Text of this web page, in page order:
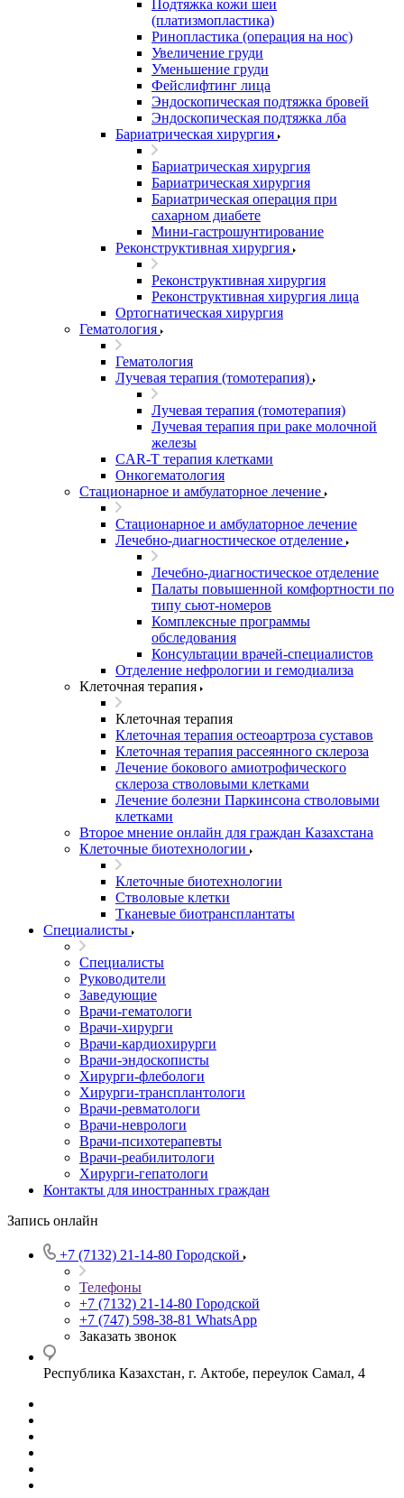
Подтяжка кожи шеи
(платизмопластика)
Ринопластика (операция на нос)
Увеличение груди
Уменьшение груди
Фейслифтинг лица
Эндоскопическая подтяжка бровей
Эндоскопическая подтяжка лба
Бариатрическая хирургия
Бариатрическая хирургия
Бариатрическая хирургия
Бариатрическая операция при
сахарном диабете
Мини-гастрошунтирование
Реконструктивная хирургия
Реконструктивная хирургия
Реконструктивная хирургия лица
Ортогнатическая хирургия
Гематология
Гематология
Лучевая терапия (томотерапия)
Лучевая терапия (томотерапия)
Лучевая терапия при раке молочной
железы
CAR-T терапия клетками
Онкогематология
Стационарное и амбулаторное лечение
Стационарное и амбулаторное лечение
Лечебно-диагностическое отделение
Лечебно-диагностическое отделение
Палаты повышенной комфортности по
типу сьют-номеров
Комплексные программы
обследования
Консультации врачей-специалистов
Отделение нефрологии и гемодиализа
Клеточная терапия
Клеточная терапия
Клеточная терапия остеоартроза суставов
Клеточная терапия рассеянного склероза
Лечение бокового амиотрофического
склероза стволовыми клетками
Лечение болезни Паркинсона стволовыми
клетками
Второе мнение онлайн для граждан Казахстана
Клеточные биотехнологии
Клеточные биотехнологии
Стволовые клетки
Тканевые биотрансплантаты
Специалисты
Специалисты
Руководители
Заведующие
Врачи-гематологи
Врачи-хирурги
Врачи-кардиохирурги
Врачи-эндоскописты
Хирурги-флебологи
Хирурги-трансплантологи
Врачи-ревматологи
Врачи-неврологи
Врачи-психотерапевты
Врачи-реабилитологи
Хирурги-гепатологи
Контакты для иностранных граждан
Запись онлайн
+7 (7132) 21-14-80 Городской
Телефоны
+7 (7132) 21-14-80 Городской
+7 (747) 598-38-81 WhatsApp
Заказать звонок
Республика Казахстан, г. Актобе, переулок Самал, 4